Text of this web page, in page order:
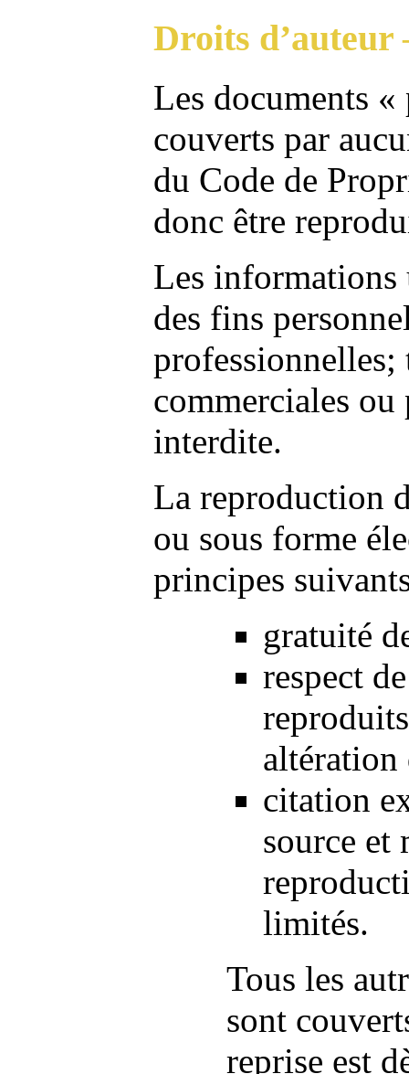
Droits
Les documents
couverts par
du Code de
donc être
Les informations
des fins
commerciales
interdite.
La reproduction
ou sous forme
principes
gratuité
respect
altération
citation
source et
limités.
Tous les
sont
reprise est